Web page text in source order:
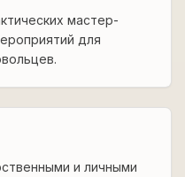
мастер-
для
и личными